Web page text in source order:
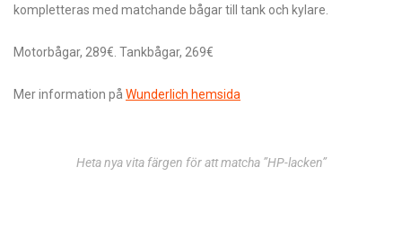
kompletteras med matchande bågar till tank och kylare.
Motorbågar, 289€. Tankbågar, 269€
Mer information på Wunderlich hemsida
Heta nya vita färgen för att matcha ”HP-lacken”